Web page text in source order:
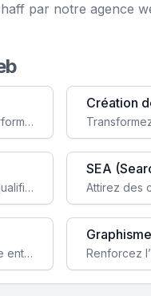
par notre agence
Augmentez votre visibilité et crédibilité en ligne avec un site web performant, conçu pour attirer plus de clients.
Création
Boostez la visibilité de votre site web sur Google et attirez du trafic qualifié grâce à nos stratégies SEO.
SEA
Augmentez votre notoriété en ligne et stimulez la croissance de votre entreprise grâce à une stratégie sociale sur mesure.
Graphisme